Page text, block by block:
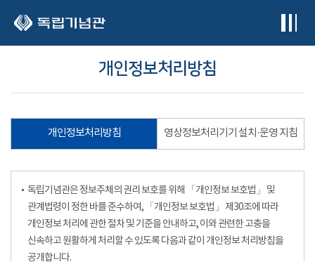
개인정보처리방침
개인정보처리방침 영상정보처리기기 설치·운영 지침
독립기념관은 정보주체의 권리 보호를 위해 「개인정보 보호법」 및
관계법령이 정한 바를 준수하여, 「개인정보 보호법」 제30조에 따라
개인정보 처리에 관한 절차 및 기준을 안내하고, 이와 관련한 고충을
신속하고 원활하게 처리할 수 있도록 다음과 같이 개인정보 처리방침을
공개합니다.